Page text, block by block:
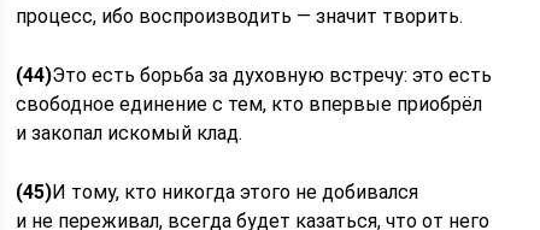
процесс, ибо воспроизводить — значит творить.
(44)Это есть борьба за духовную встречу: это есть
свободное единение с тем, кто впервые приобрёл
и закопал искомый клад.
(45)И тому, кто никогда этого не добивался
и не переживал, всегда будет казаться, что от него